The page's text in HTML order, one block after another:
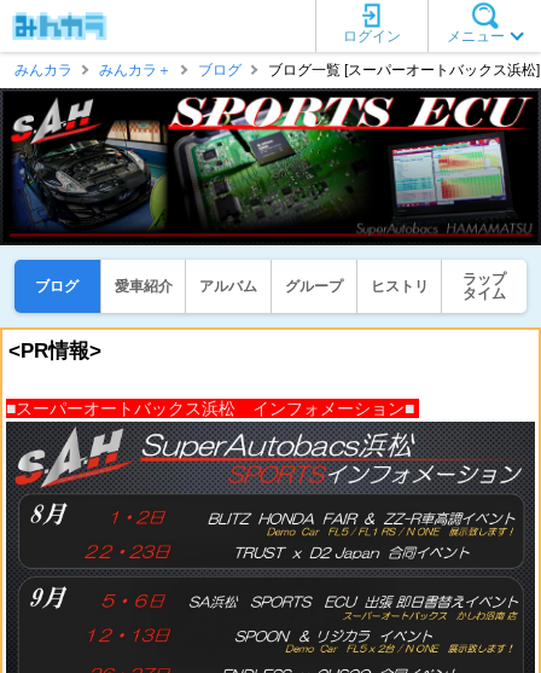
メニュー
ログイン
みんカラ
みんカラ＋ ブログ ブログ一覧 [スーパーオートバックス浜松]
ブログ 愛車紹介 アルバム グループ ヒストリ
ラップ
タイム
<PR情報>
■スーパーオートバックス浜松 インフォメーション■